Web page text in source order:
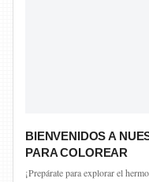
BIENVENIDOS A
PARA COLOREAR
¡Prepárate para explorar el